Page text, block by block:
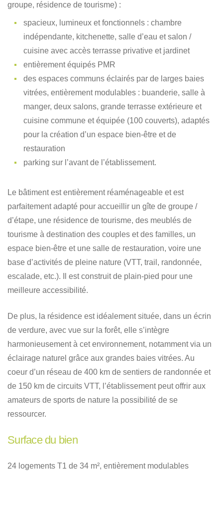
groupe, résidence de tourisme) :
spacieux, lumineux et fonctionnels : chambre
indépendante, kitchenette, salle d’eau et salon /
cuisine avec accès terrasse privative et jardinet
entièrement équipés PMR
des espaces communs éclairés par de larges baies
vitrées, entièrement modulables : buanderie, salle à
manger, deux salons, grande terrasse extérieure et
cuisine commune et équipée (100 couverts), adaptés
pour la création d’un espace bien-être et de
restauration
parking sur l’avant de l’établissement.
Le bâtiment est entièrement réaménageable et est
parfaitement adapté pour accueillir un gîte de groupe /
d’étape, une résidence de tourisme, des meublés de
tourisme à destination des couples et des familles, un
espace bien-être et une salle de restauration, voire une
base d’activités de pleine nature (VTT, trail, randonnée,
escalade, etc.). Il est construit de plain-pied pour une
meilleure accessibilité.
De plus, la résidence est idéalement située, dans un écrin
de verdure, avec vue sur la forêt, elle s’intègre
harmonieusement à cet environnement, notamment via un
éclairage naturel grâce aux grandes baies vitrées. Au
coeur d’un réseau de 400 km de sentiers de randonnée et
de 150 km de circuits VTT, l’établissement peut offrir aux
amateurs de sports de nature la possibilité de se
ressourcer.
Surface du bien
24 logements T1 de 34 m², entièrement modulables